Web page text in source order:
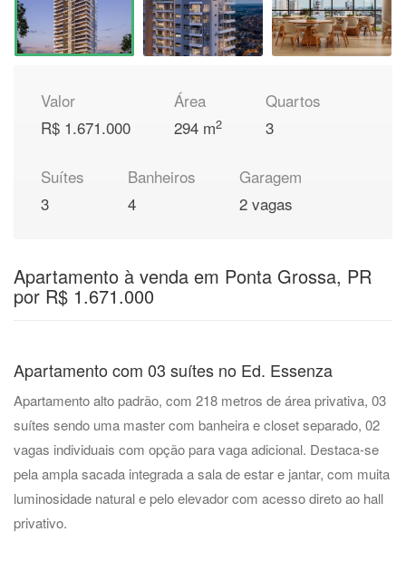
Valor
R$ 1.671.000
Área
294 m2
Quartos
3
Suítes
3
Banheiros
4
Garagem
2 vagas
Apartamento à venda em Ponta Grossa, PR
por R$ 1.671.000
Apartamento com 03 suítes no Ed. Essenza
Apartamento alto padrão, com 218 metros de área privativa, 03
suítes sendo uma master com banheira e closet separado, 02
vagas individuais com opção para vaga adicional. Destaca-se
pela ampla sacada integrada a sala de estar e jantar, com muita
luminosidade natural e pelo elevador com acesso direto ao hall
privativo.